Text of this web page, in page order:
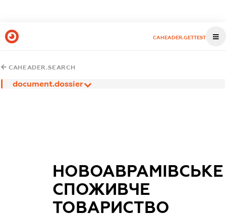
CAHEADER.GETTEST
CAHEADER.SEARCH
document.dossier
НОВОАВРАМІВСЬКЕ
СПОЖИВЧЕ
ТОВАРИСТВО